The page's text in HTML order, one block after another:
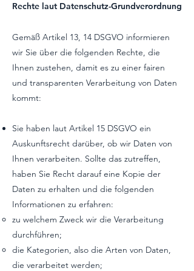
Rechte laut Datenschutz-Grundverordnung
Gemäß Artikel 13, 14 DSGVO informieren
wir Sie über die folgenden Rechte, die
Ihnen zustehen, damit es zu einer fairen
und transparenten Verarbeitung von Daten
kommt:
Sie haben laut Artikel 15 DSGVO ein
Auskunftsrecht darüber, ob wir Daten von
Ihnen verarbeiten. Sollte das zutreffen,
haben Sie Recht darauf eine Kopie der
Daten zu erhalten und die folgenden
Informationen zu erfahren:
zu welchem Zweck wir die Verarbeitung
durchführen;
die Kategorien, also die Arten von Daten,
die verarbeitet werden;